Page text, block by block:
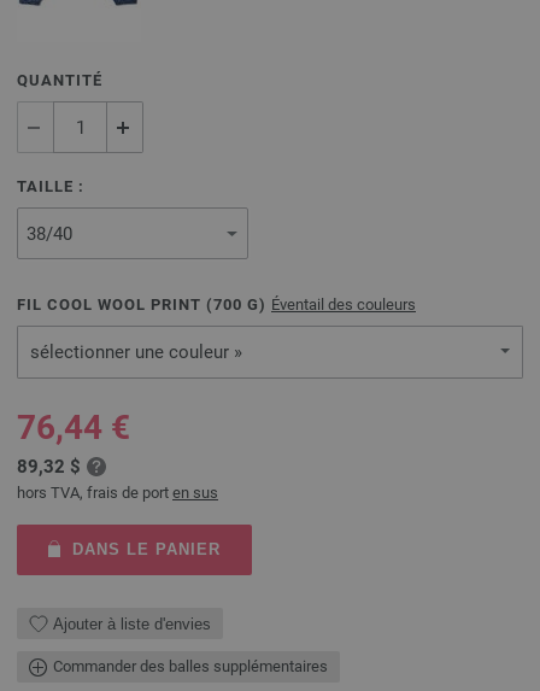
QUANTITÉ
TAILLE :
FIL COOL WOOL PRINT (700 G) Éventail des couleurs
sélectionner une couleur »
76,44 €
89,32 $
hors TVA, frais de port en sus
DANS LE PANIER
Ajouter à liste d'envies
Commander des balles supplémentaires